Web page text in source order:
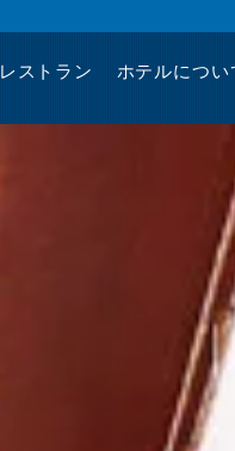
レストラン ホテルについ